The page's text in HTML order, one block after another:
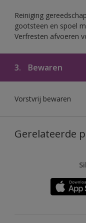
Reiniging
gootsteen en spoel
Verfresten afvoeren
3. Bewaren
Vorstvrij bewaren
Gerelateerde